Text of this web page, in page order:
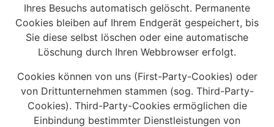
Ihres Besuchs automatisch gelöscht. Permanente
Cookies bleiben auf Ihrem Endgerät gespeichert, bis
Sie diese selbst löschen oder eine automatische
Löschung durch Ihren Webbrowser erfolgt.
Cookies können von uns (First-Party-Cookies) oder
von Drittunternehmen stammen (sog. Third-Party-
Cookies). Third-Party-Cookies ermöglichen die
Einbindung bestimmter Dienstleistungen von